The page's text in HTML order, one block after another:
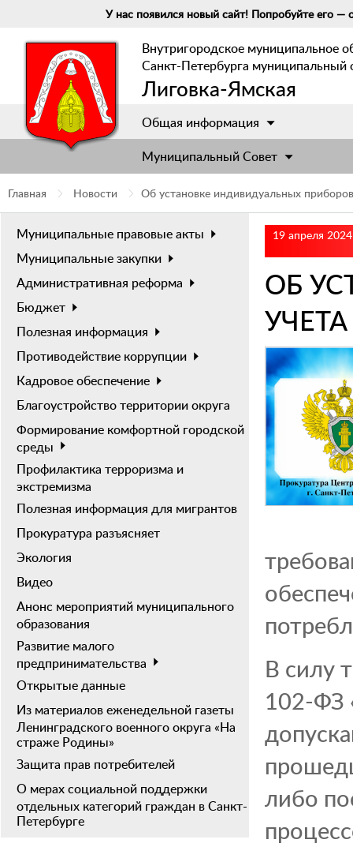
У нас появился новый сайт! Попробуйте его —
Внутригородское муниципальное
Санкт-Петербурга муниципальный
Лиговка-Ямская
Общая информация
Муниципальный Cовет
Главная Новости Об установке индивидуальных
Муниципальные правовые акты
Муниципальные закупки
Административная реформа
Бюджет
Полезная информация
Противодействие коррупции
Кадровое обеспечение
Благоустройство территории округа
Формирование комфортной городской
среды
Профилактика терроризма и
экстремизма
Полезная информация для мигрантов
Прокуратура разъясняет
Экология
Видео
Анонс мероприятий муниципального
образования
Развитие малого
предпринимательства
Открытые данные
Из материалов еженедельной газеты
Ленинградского военного округа «На
страже Родины»
Защита прав потребителей
О мерах социальной поддержки
отдельных категорий граждан в Санкт-
Петербурге
19 апреля 2024
ОБ
УЧЕТА
В силу
102-ФЗ
либо